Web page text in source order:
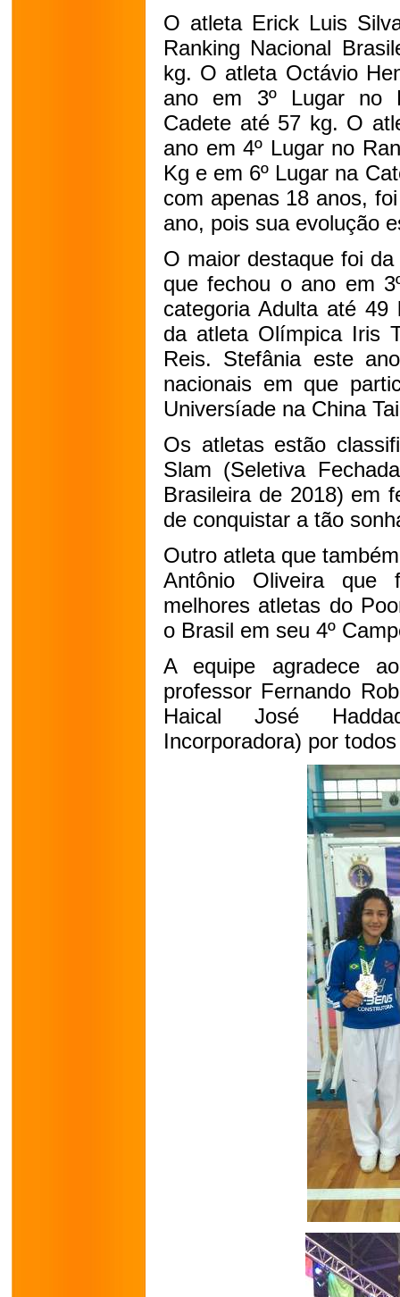
O atleta Erick Luis
Ranking Nacional
kg. O atleta Octávio
ano em 3º Lugar no
Cadete até 57 kg. O
ano em 4º Lugar no
Kg e em 6º Lugar na
com apenas 18 anos,
ano, pois sua evolução
O maior destaque foi
que fechou o ano em
categoria Adulta até
da atleta Olímpica Iris
Reis. Stefânia este
nacionais em que
Universíade na China
Os atletas estão
Slam (Seletiva
Brasileira de 2018) em
de conquistar a tão
Outro atleta que
Antônio Oliveira
melhores atletas do
o Brasil em seu 4º
A equipe agradece
professor Fernando
Haical José
Incorporadora) por